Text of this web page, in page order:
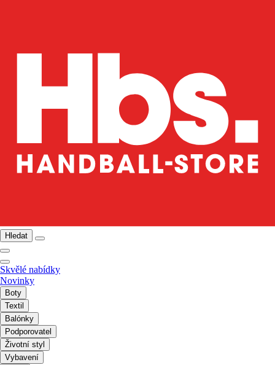
Hledat
Skvělé nabídky
Novinky
Boty
Textil
Balónky
Podporovatel
Životní styl
Vybavení